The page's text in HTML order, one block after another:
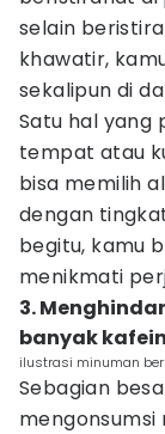
selain
khawatir,
sekalipun di
Satu hal yang
tempat atau
bisa memilih
dengan
begitu, kamu
menikmati
3.
banyak kafein
ilustrasi minuman
Sebagian
mengonsumsi